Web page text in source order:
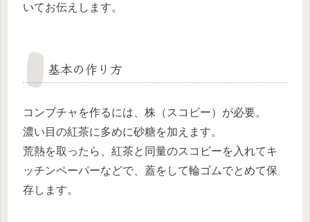
いてお伝えします。
基本の作り方
コンブチャを作るには、株（スコビー）が必要。
濃い目の紅茶に多めに砂糖を加えます。
荒熱を取ったら、紅茶と同量のスコビーを入れてキ
ッチンペーパーなどで、蓋をして輪ゴムでとめて保
存します。